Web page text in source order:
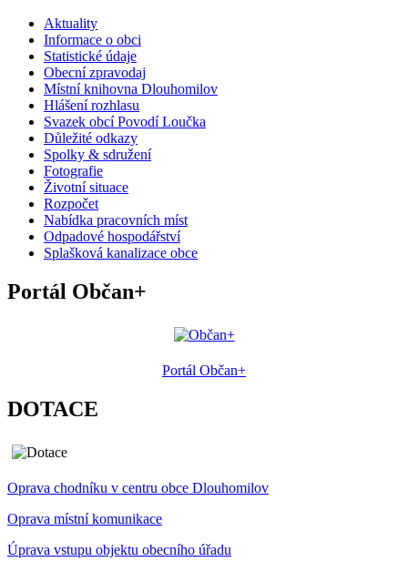
Aktuality
Informace o obci
Statistické údaje
Obecní zpravodaj
Místní knihovna Dlouhomilov
Hlášení rozhlasu
Svazek obcí Povodí Loučka
Důležité odkazy
Spolky & sdružení
Fotografie
Životní situace
Rozpočet
Nabídka pracovních míst
Odpadové hospodářství
Splašková kanalizace obce
Portál Občan+
Portál Občan+
DOTACE
Oprava chodníku v centru obce Dlouhomilov
Oprava místní komunikace
Úprava vstupu objektu obecního úřadu